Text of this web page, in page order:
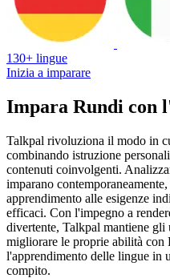
130+ lingue
Inizia a imparare
Impara Rundi con
Talkpal rivoluziona il modo in
combinando istruzione
contenuti coinvolgenti.
imparano
apprendimento alle esigenze
efficaci. Con l'impegno a
divertente, Talkpal mantiene gli
migliorare le proprie abilità con
l'apprendimento delle lingue in
compito.